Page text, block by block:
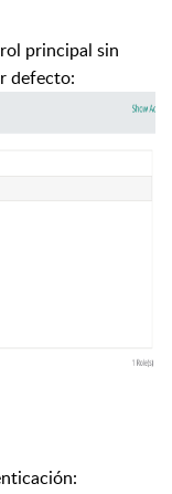
principal sin
defecto: